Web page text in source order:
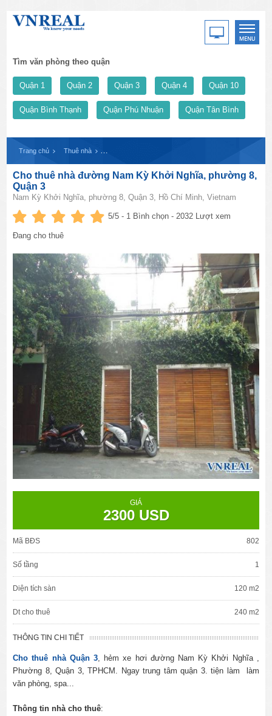
Tìm văn phòng theo quận
Quận 1 Quận 2 Quận 3 Quận 4 Quận 10
Quận Bình Thạnh Quận Phú Nhuận Quận Tân Bình
Trang chủ Thuê nhà
Cho thuê nhà đường Nam Kỳ Khởi Nghĩa, phường 8,
Quận 3
Nam Kỳ Khởi Nghĩa, phường 8, Quận 3, Hồ Chí Minh, Vietnam
5/5 - 1 Bình chọn - 2032 Lượt xem
Đang cho thuê
GIÁ
2300 USD
Mã BĐS 802
Số tầng 1
Diện tích sàn 120 m2
Dt cho thuê 240 m2
THÔNG TIN CHI TIẾT
Cho thuê nhà Quận 3, hẻm xe hơi đường Nam Kỳ Khởi Nghĩa ,
Phường 8, Quận 3, TPHCM. Ngay trung tâm quận 3. tiện làm làm
văn phòng, spa...
Thông tin nhà cho thuê: